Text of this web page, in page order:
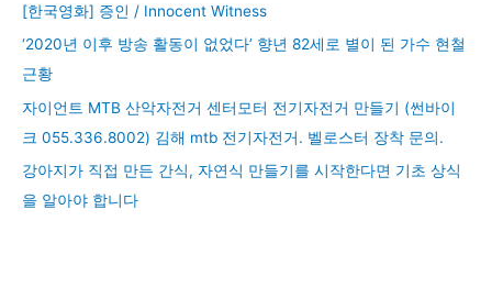
[한국영화] 증인 / Innocent Witness
‘2020년 이후 방송 활동이 없었다’ 향년 82세로 별이 된 가수 현철
근황
자이언트 MTB 산악자전거 센터모터 전기자전거 만들기 (썬바이
크 055.336.8002) 김해 mtb 전기자전거. 벨로스터 장착 문의.
강아지가 직접 만든 간식, 자연식 만들기를 시작한다면 기초 상식
을 알아야 합니다